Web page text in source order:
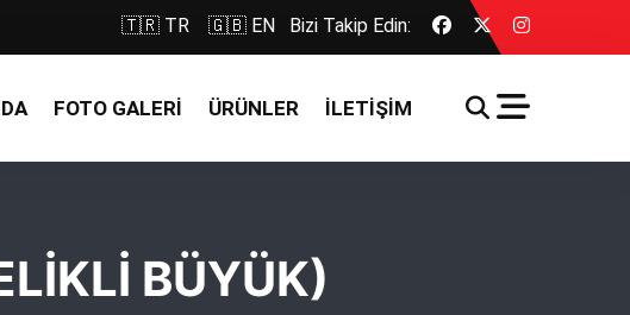
🇹🇷 TR 🇬🇧 EN Bizi Takip Edin:
FOTO GALERİ ÜRÜNLER İLETİŞİM
BÜYÜK)